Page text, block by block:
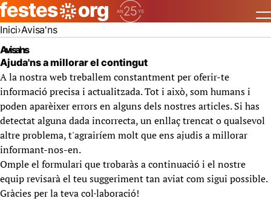
Inici Avisa'ns
Avisa'ns
Ajuda'ns a millorar el contingut
A la nostra web treballem constantment per oferir-te
informació precisa i actualitzada. Tot i això, som humans i
poden aparèixer errors en alguns dels nostres articles. Si has
detectat alguna dada incorrecta, un enllaç trencat o qualsevol
altre problema, t'agrairíem molt que ens ajudis a millorar
informant-nos-en.
Omple el formulari que trobaràs a continuació i el nostre
equip revisarà el teu suggeriment tan aviat com sigui possible.
Gràcies per la teva col·laboració!